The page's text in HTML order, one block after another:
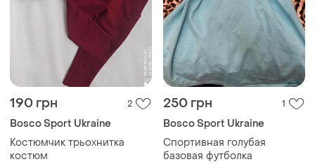
190 грн 2
Bosco Sport Ukraine
Костюмчик трьохнитка
костюм
250 грн 1
Bosco Sport Ukraine
Спортивная голубая
базовая футболка